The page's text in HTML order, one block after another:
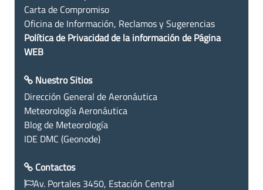
Carta de Compromiso
Oficina de Información, Reclamos y Sugerencias
Política de Privacidad de la información de Página
WEB
Nuestro Sitios
Dirección General de Aeronáutica
Meteorología Aeronáutica
Blog de Meteorología
IDE DMC (Geonode)
Contactos
Av. Portales 3450, Estación Central